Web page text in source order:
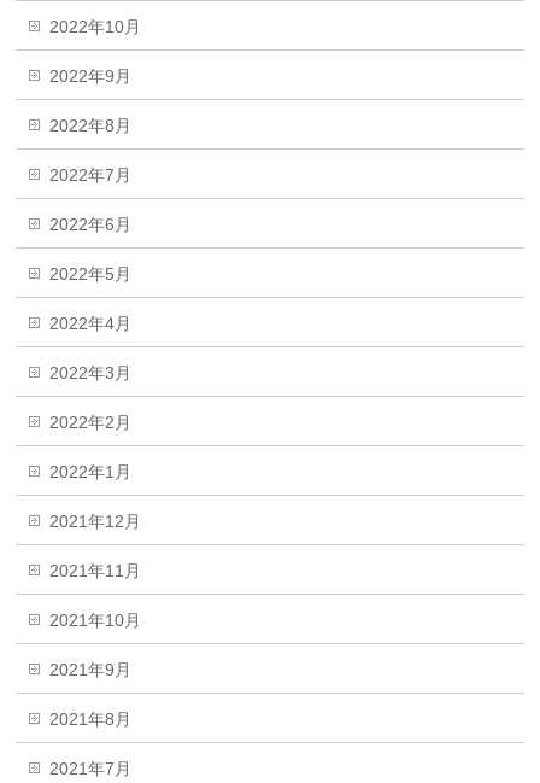
2022年10月
2022年9月
2022年8月
2022年7月
2022年6月
2022年5月
2022年4月
2022年3月
2022年2月
2022年1月
2021年12月
2021年11月
2021年10月
2021年9月
2021年8月
2021年7月